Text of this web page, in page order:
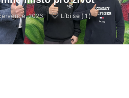
2026 Líbí se ( 1 )